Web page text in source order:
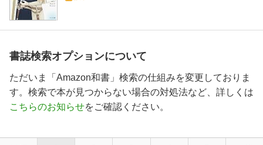
書誌検索オプションについて
ただいま「Amazon和書」検索の仕組みを変更しておりま
す。検索で本が見つからない場合の対処法など、詳しくは
こちらのお知らせをご確認ください。